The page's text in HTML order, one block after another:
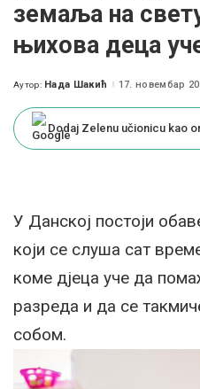
земаља на
њихова деца
Posted
Аутор: Нада Шакић 17. новембар
Dodaj Zelenu učionicu kao
У Данској постоји
који се слуша сат
коме дјеца уче да
разреда и да се
собом.